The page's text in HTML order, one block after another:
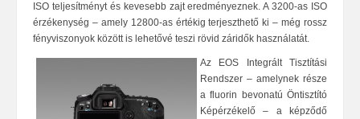
ISO teljesítményt és kevesebb zajt eredményeznek. A 3200-as ISO
érzékenység – amely 12800-as értékig terjeszthető ki – még rossz
fényviszonyok között is lehetővé teszi rövid záridők használatát.
Az EOS Integrált Tisztítási
Rendszer – amelynek része
a fluorin bevonatú Öntisztító
Képérzékelő – a képződő